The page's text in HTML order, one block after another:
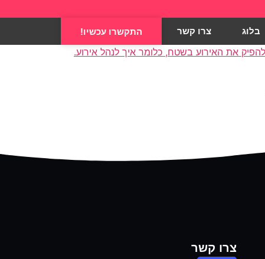
בלוג צרו קשר התקשרו עכשיו!
צרו קשר